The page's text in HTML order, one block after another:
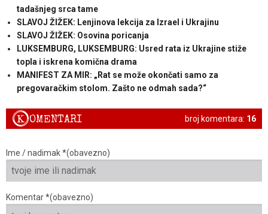
tadašnjeg srca tame
SLAVOJ ŽIŽEK: Lenjinova lekcija za Izrael i Ukrajinu
SLAVOJ ŽIŽEK: Osovina poricanja
LUKSEMBURG, LUKSEMBURG: Usred rata iz Ukrajine stiže
topla i iskrena komična drama
MANIFEST ZA MIR: „Rat se može okončati samo za
pregovaračkim stolom. Zašto ne odmah sada?“
broj komentara: 16
KOMENTARI
Ime / nadimak *(obavezno)
Komentar *(obavezno)